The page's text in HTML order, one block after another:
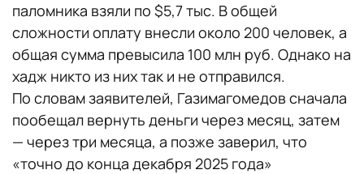
паломника взяли по $5,7 тыс. В общей
сложности оплату внесли около 200 человек, а
общая сумма превысила 100 млн руб. Однако на
хадж никто из них так и не отправился.
По словам заявителей, Газимагомедов сначала
пообещал вернуть деньги через месяц, затем
— через три месяца, а позже заверил, что
«точно до конца декабря 2025 года»